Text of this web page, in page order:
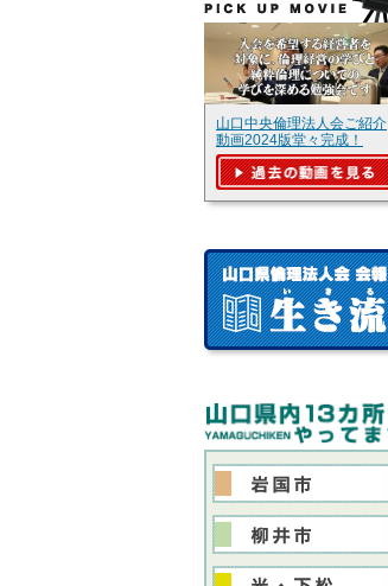
山口中央倫理法人会ご紹介
動画2024版堂々完成！